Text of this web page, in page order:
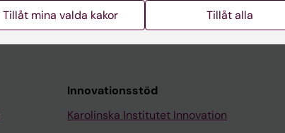
Innovationsstöd
Karolinska Institutet Innovation
Tillåt mina valda kakor Tillåt alla